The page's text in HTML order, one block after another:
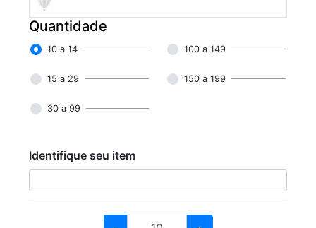
Quantidade
10 a 14 100 a 149
15 a 29 150 a 199
30 a 99
Identifique seu item